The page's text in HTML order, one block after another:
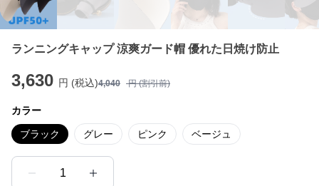
ランニングキャップ 涼爽ガード帽 優れた日焼け防止
3,630 円 (税込)4,040 円 (割引前)
カラー
ブラック グレー ピンク ベージュ
1